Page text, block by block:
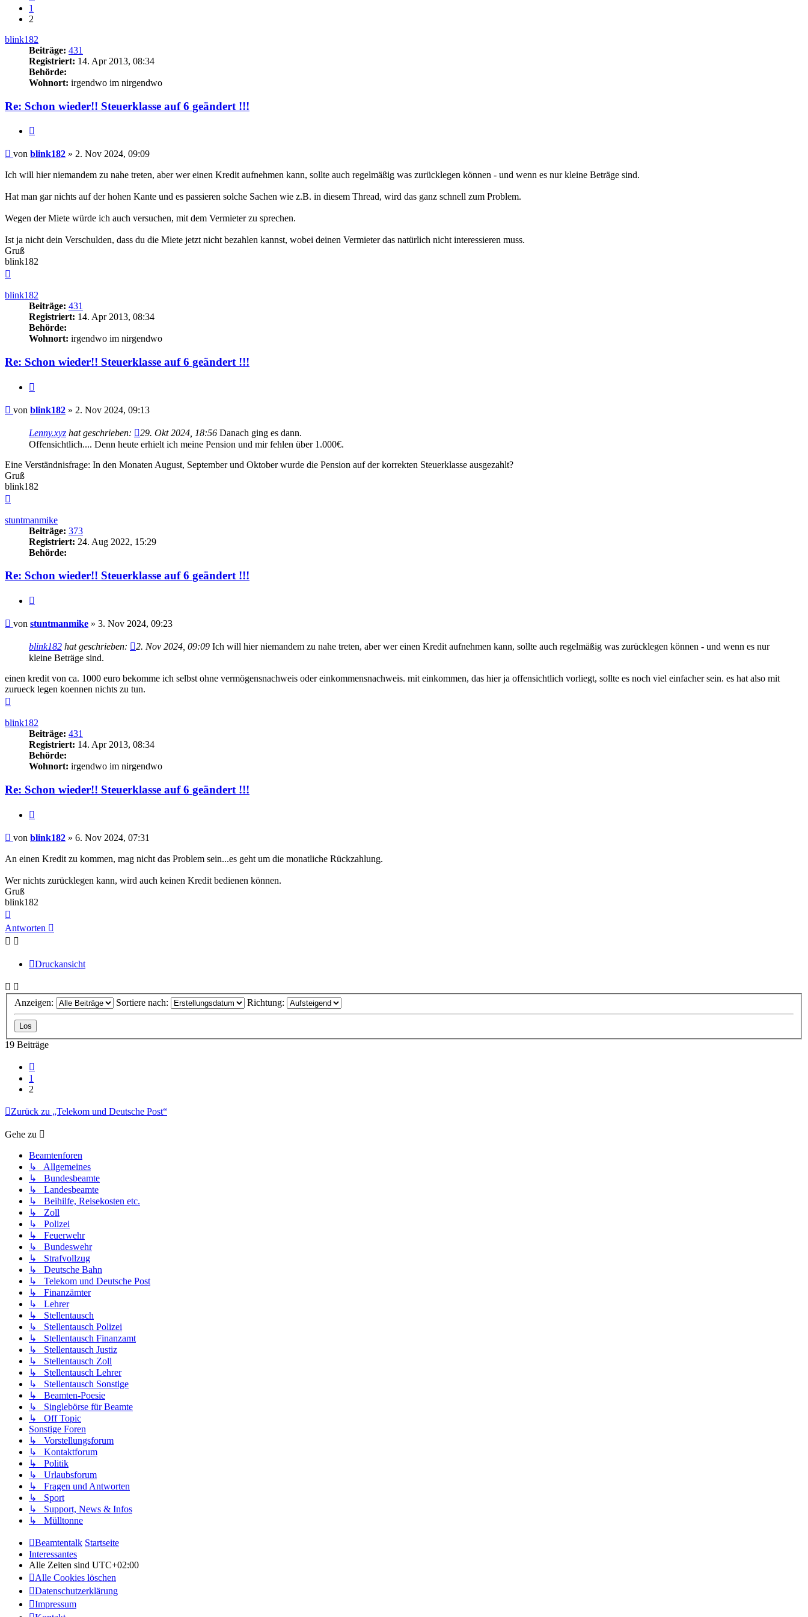
1
2
blink182
Beiträge: 431
Registriert: 14. Apr 2013, 08:34
Behörde:
Wohnort: irgendwo im nirgendwo
Re: Schon wieder!! Steuerklasse auf 6 geändert !!!
Beitrag
von blink182 » 2. Nov 2024, 09:09
Ich will hier niemandem zu nahe treten, aber wer einen Kredit aufnehmen kann, sollte auch regelmäßig was zurücklegen können - und wenn es nur kleine Beträge sind.
Hat man gar nichts auf der hohen Kante und es passieren solche Sachen wie z.B. in diesem Thread, wird das ganz schnell zum Problem.
Wegen der Miete würde ich auch versuchen, mit dem Vermieter zu sprechen.
Ist ja nicht dein Verschulden, dass du die Miete jetzt nicht bezahlen kannst, wobei deinen Vermieter das natürlich nicht interessieren muss.
Gruß
blink182
blink182
Beiträge: 431
Registriert: 14. Apr 2013, 08:34
Behörde:
Wohnort: irgendwo im nirgendwo
Re: Schon wieder!! Steuerklasse auf 6 geändert !!!
Beitrag
von blink182 » 2. Nov 2024, 09:13
Lenny.xyz hat geschrieben: 29. Okt 2024, 18:56 Danach ging es dann.
Offensichtlich.... Denn heute erhielt ich meine Pension und mir fehlen über 1.000€.
Eine Verständnisfrage: In den Monaten August, September und Oktober wurde die Pension auf der korrekten Steuerklasse ausgezahlt?
Gruß
blink182
stuntmanmike
Beiträge: 373
Registriert: 24. Aug 2022, 15:29
Behörde:
Re: Schon wieder!! Steuerklasse auf 6 geändert !!!
Beitrag
von stuntmanmike » 3. Nov 2024, 09:23
blink182 hat geschrieben: 2. Nov 2024, 09:09 Ich will hier niemandem zu nahe treten, aber wer einen Kredit aufnehmen kann, sollte auch regelmäßig was zurücklegen können - und wenn es nur
kleine Beträge sind.
einen kredit von ca. 1000 euro bekomme ich selbst ohne vermögensnachweis oder einkommensnachweis. mit einkommen, das hier ja offensichtlich vorliegt, sollte es noch viel einfacher sein. es hat also mit
zurueck legen koennen nichts zu tun.
blink182
Beiträge: 431
Registriert: 14. Apr 2013, 08:34
Behörde:
Wohnort: irgendwo im nirgendwo
Re: Schon wieder!! Steuerklasse auf 6 geändert !!!
Beitrag
von blink182 » 6. Nov 2024, 07:31
An einen Kredit zu kommen, mag nicht das Problem sein...es geht um die monatliche Rückzahlung.
Wer nichts zurücklegen kann, wird auch keinen Kredit bedienen können.
Gruß
blink182
oben
Antworten
Druckansicht
Anzeigen: Sortiere nach: Richtung:
19 Beiträge
1
2
Zurück zu „Telekom und Deutsche Post“
Gehe zu
Beamtenforen
↳ Allgemeines
↳ Bundesbeamte
↳ Landesbeamte
↳ Beihilfe, Reisekosten etc.
↳ Zoll
↳ Polizei
↳ Feuerwehr
↳ Bundeswehr
↳ Strafvollzug
↳ Deutsche Bahn
↳ Telekom und Deutsche Post
↳ Finanzämter
↳ Lehrer
↳ Stellentausch
↳ Stellentausch Polizei
↳ Stellentausch Finanzamt
↳ Stellentausch Justiz
↳ Stellentausch Zoll
↳ Stellentausch Lehrer
↳ Stellentausch Sonstige
↳ Beamten-Poesie
↳ Singlebörse für Beamte
↳ Off Topic
Sonstige Foren
↳ Vorstellungsforum
↳ Kontaktforum
↳ Politik
↳ Urlaubsforum
↳ Fragen und Antworten
↳ Sport
↳ Support, News & Infos
↳ Mülltonne
Beamtentalk Startseite
Interessantes
Alle Zeiten sind UTC+02:00
Alle Cookies löschen
Datenschutzerklärung
Impressum